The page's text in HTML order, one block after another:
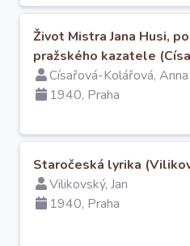
Život Mistra Jana Husi,
pražského kazatele
Císařová-Kolářová, Anna
1940, Praha
Staročeská lyrika
Vilikovský, Jan
1940, Praha